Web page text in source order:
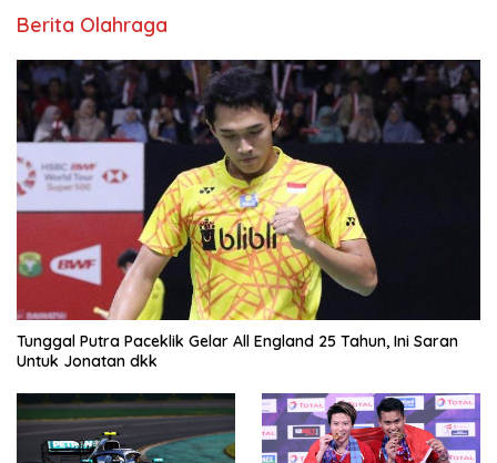
Berita Olahraga
Tunggal Putra Paceklik Gelar All England 25 Tahun, Ini Saran
Untuk Jonatan dkk